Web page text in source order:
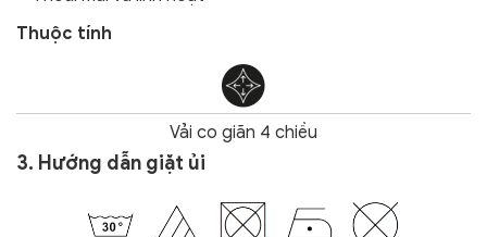
Thuộc tính
Vải co giãn 4 chiều
3. Hướng dẫn giặt ủi